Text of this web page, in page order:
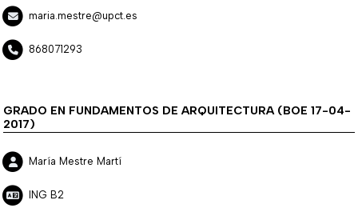
maria.mestre@upct.es
868071293
GRADO EN FUNDAMENTOS DE ARQUITECTURA (BOE 17-04-
2017)
María Mestre Martí
ING B2